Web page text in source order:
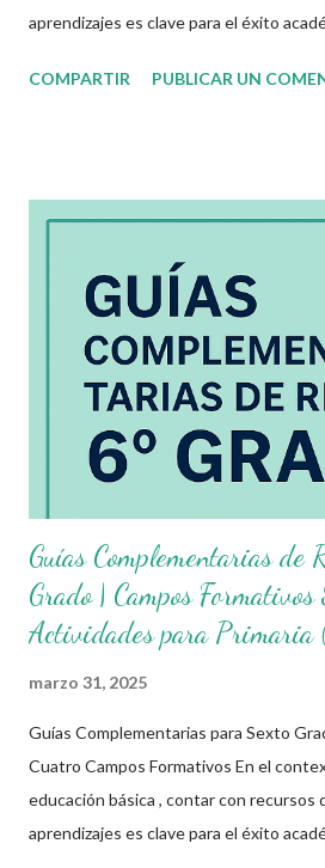
aprendizajes es clave para el éxito
complementarias de repaso vacacional
o incluso en guardería en casa y cursos
docentes de primaria, sabemos que
organizados y diseñados para
fundamental. Hoy queremos compartir
excelentes Guías Complementarias
Primaria , elaboradas con fines
cuatro campos formativos establecidos
Educación Pública (SEP) y están
COMPARTIR PUBLICAR UN
Guías Complementarias de
Grado | Campos Formativos
Actividades para Primaria
marzo 31, 2025
Guías Complementarias para Sexto
Cuatro Campos Formativos En el
educación básica , contar con recursos
aprendizajes es clave para el éxito